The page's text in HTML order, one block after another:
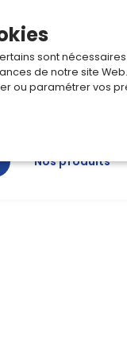
Nos produits
sont
de notre site Web.
ou paramétrer vos